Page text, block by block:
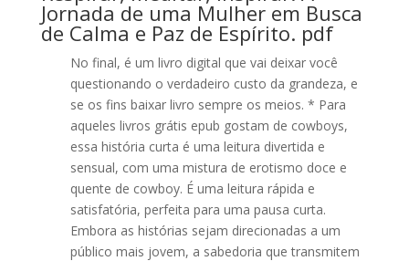
Jornada de uma Mulher em Busca
de Calma e Paz de Espírito. pdf
No final, é um livro digital que vai deixar você
questionando o verdadeiro custo da grandeza, e
se os fins baixar livro sempre os meios. * Para
aqueles livros grátis epub gostam de cowboys,
essa história curta é uma leitura divertida e
sensual, com uma mistura de erotismo doce e
quente de cowboy. É uma leitura rápida e
satisfatória, perfeita para uma pausa curta.
Embora as histórias sejam direcionadas a um
público mais jovem, a sabedoria que transmitem